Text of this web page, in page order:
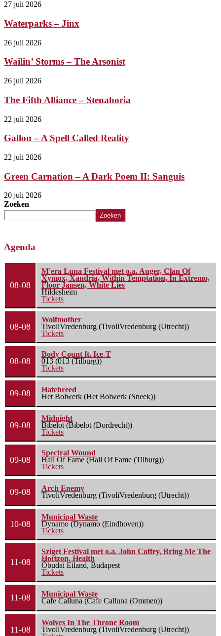
27 juli 2026
Waterparks – Jinx
26 juli 2026
Wailin’ Storms – The Arsonist
26 juli 2026
The Fifth Alliance – Stenahoria
22 juli 2026
Gallon – A Spell Called Reality
22 juli 2026
Green Carnation – A Dark Poem II: Sanguis
20 juli 2026
Zoeken
Zoeken
Agenda
08-08
M'era Luna Festival met o.a. Auger, Clan Of
Xymox, Xandria, Within Temptation, In Extremo,
Floor Jansen, White Lies
Hildesheim
Tickets
08-08
Wolfmother
TivoliVredenburg (TivoliVredenburg (Utrecht))
Tickets
08-08
Body Count ft. Ice-T
013 (013 (Tilburg))
Tickets
09-08
Hatebreed
Het Bolwerk (Het Bolwerk (Sneek))
09-08
Midnight
Bibelot (Bibelot (Dordrecht))
Tickets
09-08
Spectral Wound
Hall Of Fame (Hall Of Fame (Tilburg))
Tickets
09-08
Arch Enemy
TivoliVredenburg (TivoliVredenburg (Utrecht))
10-08
Municipal Waste
Dynamo (Dynamo (Eindhoven))
Tickets
11-08
Sziget Festival met o.a. John Coffey, Bring Me The
Horizon, Health
Óbudai Eiland, Budapest
Tickets
11-08
Municipal Waste
Cafe Calluna (Cafe Calluna (Ommen))
11-08
Wolves In The Throne Room
TivoliVredenburg (TivoliVredenburg (Utrecht))